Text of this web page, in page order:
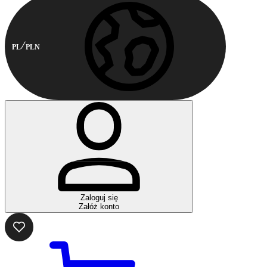
PL PLN
Zaloguj się
Załóż konto